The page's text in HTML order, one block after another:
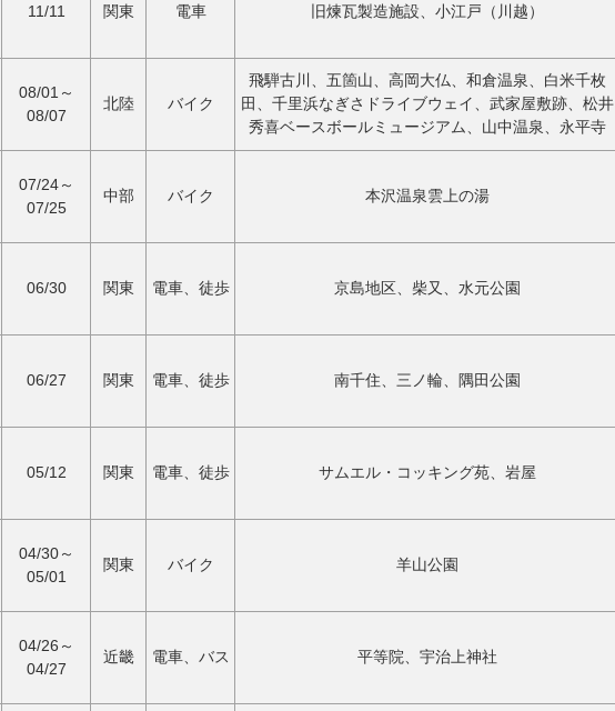
11/11 関東 電車 旧煉瓦製造施設、小江戸（川越）
08/01～
08/07
北陸 バイク
飛騨古川、五箇山、高岡大仏、和倉温泉、白米千枚
田、千里浜なぎさドライブウェイ、武家屋敷跡、松井
秀喜ベースボールミュージアム、山中温泉、永平寺
07/24～
07/25
中部 バイク 本沢温泉雲上の湯
06/30 関東 電車、徒歩 京島地区、柴又、水元公園
06/27 関東 電車、徒歩 南千住、三ノ輪、隅田公園
05/12 関東 電車、徒歩 サムエル・コッキング苑、岩屋
04/30～
05/01
関東 バイク 羊山公園
04/26～
04/27
近畿 電車、バス 平等院、宇治上神社